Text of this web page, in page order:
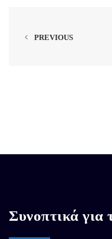
PREVIOUS
Συνοπτικά για